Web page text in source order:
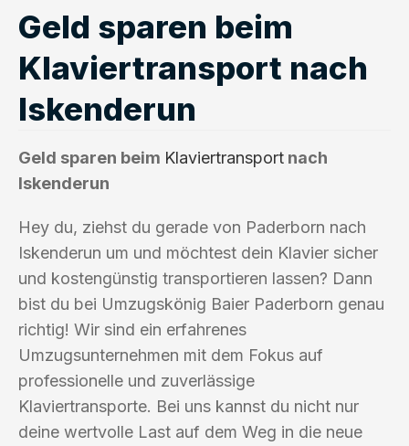
Geld sparen beim
Klaviertransport nach
Iskenderun
Geld sparen beim Klaviertransport nach
Iskenderun
Hey du, ziehst du gerade von Paderborn nach
Iskenderun um und möchtest dein Klavier sicher
und kostengünstig transportieren lassen? Dann
bist du bei Umzugskönig Baier Paderborn genau
richtig! Wir sind ein erfahrenes
Umzugsunternehmen mit dem Fokus auf
professionelle und zuverlässige
Klaviertransporte. Bei uns kannst du nicht nur
deine wertvolle Last auf dem Weg in die neue